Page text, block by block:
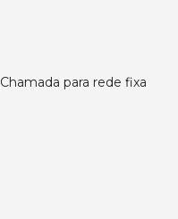
para rede fixa